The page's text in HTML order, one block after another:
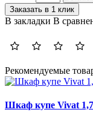
Заказать в 1 клик
В закладки В
Рекомендуемые
Шкаф купе Vivat